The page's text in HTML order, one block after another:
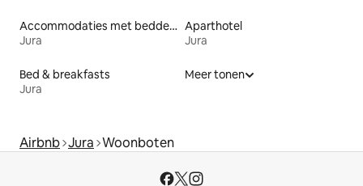
Accommodaties met bedden op toegankelijke hoogte
Jura
Aparthotel
Jura
Bed & breakfasts
Jura
Meer tonen
Airbnb Jura Woonboten